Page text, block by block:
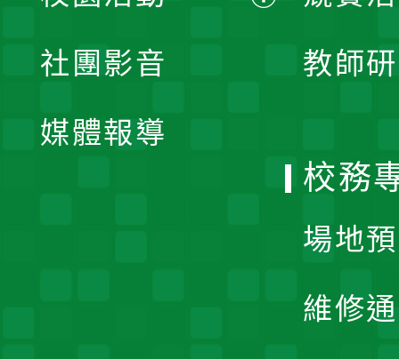
教師
開
社團影音
媒體報導
校務
場地
維修